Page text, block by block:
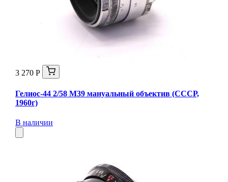
3 270 Р
Гелиос-44 2/58 М39 мануальный объектив (СССР,
1960г)
В наличии